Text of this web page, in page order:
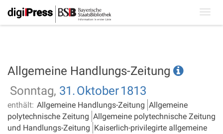
Allgemeine Handlungs-Zeitung
Sonntag, 31.Oktober1813
enthält: Allgemeine Handlungs-Zeitung Allgemeine
polytechnische Zeitung Allgemeine polytechnische Zeitung
und Handlungs-Zeitung Kaiserlich-privilegirte allgemeine